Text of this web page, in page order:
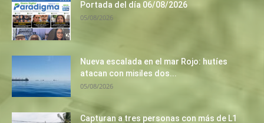
Portada del día 06/08/2026
05/08/2026
Nueva escalada en el mar Rojo: hutíes
atacan con misiles dos...
05/08/2026
Capturan a tres personas con más de L1